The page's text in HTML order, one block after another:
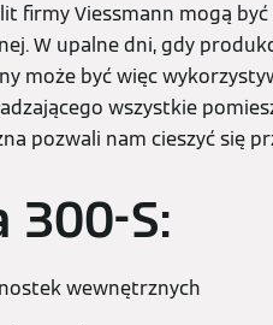
firmy Viessmann mogą
W upalne dni, gdy
może być więc
wszystkie
pozwali nam cieszyć się
300-S:
wewnętrznych